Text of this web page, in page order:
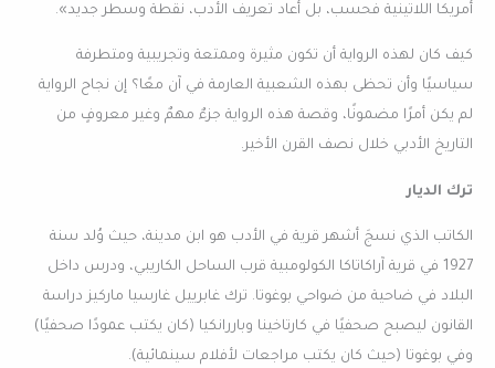
أمريكا اللاتينية فحسب، بل أعاد تعريف الأدب، نقطة وسطر جديد».
كيف كان لهذه الرواية أن تكون مثيرة وممتعة وتجريبية ومتطرفة
سياسيًا وأن تحظى بهذه الشعبية العارمة في آن معًا؟ إن نجاح الرواية
لم يكن أمرًا مضمونًا، وقصة هذه الرواية جزءٌ مهمٌ وغير معروفٍ من
التاريخ الأدبي خلال نصف القرن الأخير.
ترك الديار
الكاتب الذي نسجَ أشهر قرية في الأدب هو ابن مدينة، حيث وُلد سنة
1927 في قرية آراكاتاكا الكولومبية قرب الساحل الكاريبي، ودرس داخل
البلاد في ضاحية من ضواحي بوغوتا. ترك غابرييل غارسيا ماركيز دراسة
القانون ليصبح صحفيًا في كارتاخينا وباررانكيا (كان يكتب عمودًا صحفيًا)
وفي بوغوتا (حيث كان يكتب مراجعات لأفلام سينمائية).